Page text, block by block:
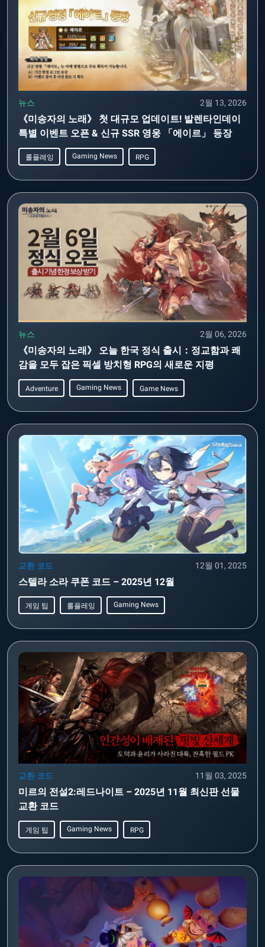
뉴스 2월 13, 2026
《미송자의 노래》 첫 대규모 업데이트! 발렌타인데이
특별 이벤트 오픈 & 신규 SSR 영웅 「에이르」 등장
롤플레잉 Gaming News RPG
뉴스 2월 06, 2026
《미송자의 노래》 오늘 한국 정식 출시：정교함과 쾌
감을 모두 잡은 픽셀 방치형 RPG의 새로운 지평
Adventure Gaming News Game News
교환 코드 12월 01, 2025
스텔라 소라 쿠폰 코드 – 2025년 12월
게임 팁 롤플레잉 Gaming News
교환 코드 11월 03, 2025
미르의 전설2:레드나이트 – 2025년 11월 최신판 선물
교환 코드
게임 팁 Gaming News RPG